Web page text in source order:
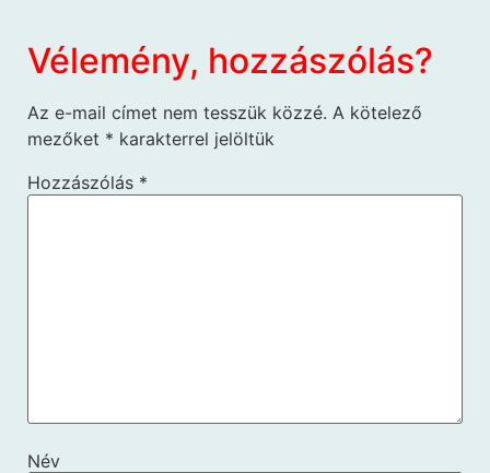
Vélemény, hozzászólás?
Az e-mail címet nem tesszük közzé. A kötelező
mezőket * karakterrel jelöltük
Hozzászólás *
Név